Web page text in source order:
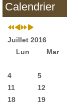
Calendrier
Juillet 2016
Lun
Mar
4
5
11
12
18
19